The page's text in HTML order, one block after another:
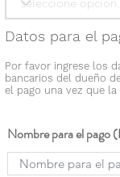
Datos para el
Por favor ingrese los
bancarios del dueño
el pago una vez que la
Nombre para el pago